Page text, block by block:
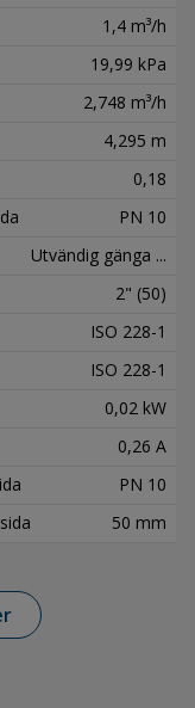
1,4 m³/h
19,99 kPa
2,748 m³/h
4,295 m
0,18
PN 10
Utvändig gänga ...
2" (50)
ISO 228-1
ISO 228-1
0,02 kW
0,26 A
PN 10
50 mm